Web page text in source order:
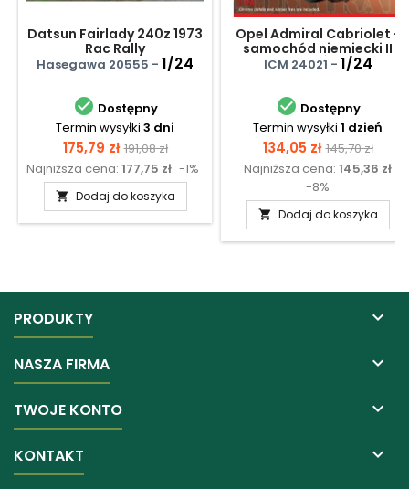
Datsun Fairlady 240z 1973
Rac Rally
Hasegawa 20555 - 1/24
 Dostępny
Termin wysyłki 3 dni
Cena
175,79 zł Cena
podstawowa
191,08 zł
Najniższa cena: 177,75 zł -1%
 Dodaj do koszyka
Opel Admiral Cabriolet -
samochód niemiecki II
W.Ś.
ICM 24021 - 1/24
 Dostępny
Termin wysyłki 1 dzień
Cena
134,05 zł Cena
145,70 zł
Najniższa cena: 145,36 zł
-8%
 Dodaj do koszyka
PRODUKTY 
NASZA FIRMA 
TWOJE KONTO 
KONTAKT 